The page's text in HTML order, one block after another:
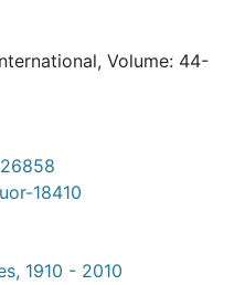
Volume: 44-
18410
1910 - 2010